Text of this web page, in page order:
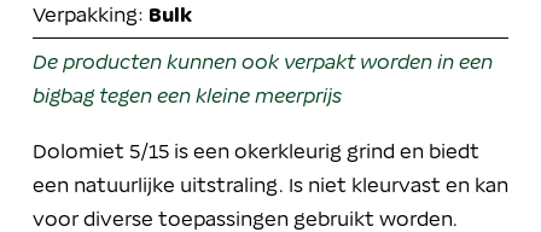
Verpakking: Bulk
De producten kunnen ook verpakt worden in een
bigbag tegen een kleine meerprijs
Dolomiet 5/15 is een okerkleurig grind en biedt
een natuurlijke uitstraling. Is niet kleurvast en kan
voor diverse toepassingen gebruikt worden.